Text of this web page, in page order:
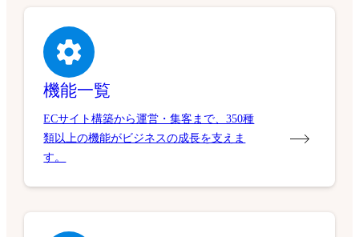
機能一覧
ECサイト構築から運営・集客まで、350種
類以上の機能がビジネスの成長を支えま
す。